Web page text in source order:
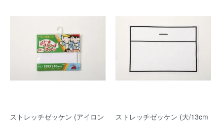
ストレッチゼッケン (アイロン
ストレッチゼッケン (大/13cm